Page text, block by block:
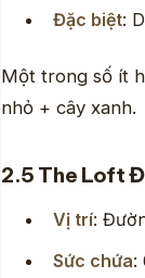
Đặc biệt:
Một trong số ít
nhỏ + cây xanh.
2.5 The Loft
Vị trí:
Sức chứa: